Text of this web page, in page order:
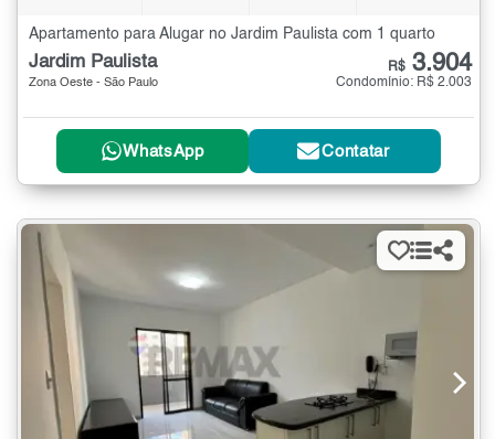
Apartamento para Alugar no Jardim Paulista com 1 quarto
Jardim Paulista
Zona Oeste - São Paulo
R$ 3.904
Condomínio: R$ 2.003
WhatsApp Contatar